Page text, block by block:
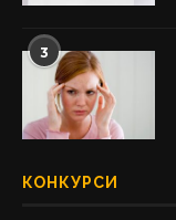
3
КОНКУРСИ